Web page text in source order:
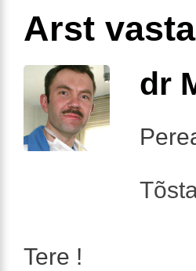
Arst
dr
Tere !